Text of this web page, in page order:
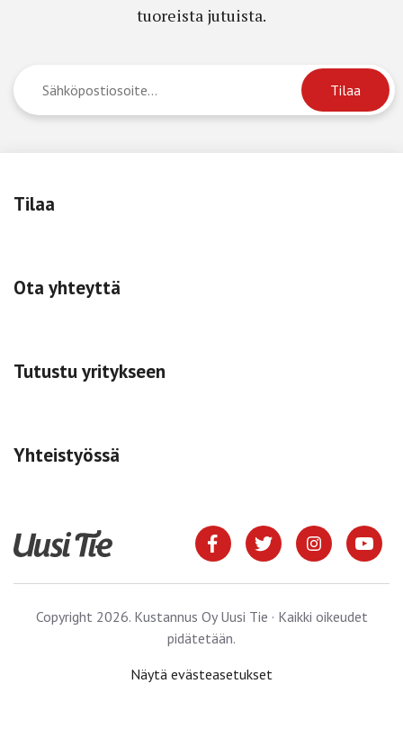
tuoreista jutuista.
Tilaa
Ota yhteyttä
Tutustu yritykseen
Yhteistyössä
Copyright 2026. Kustannus Oy Uusi Tie · Kaikki oikeudet
pidätetään.
Näytä evästeasetukset